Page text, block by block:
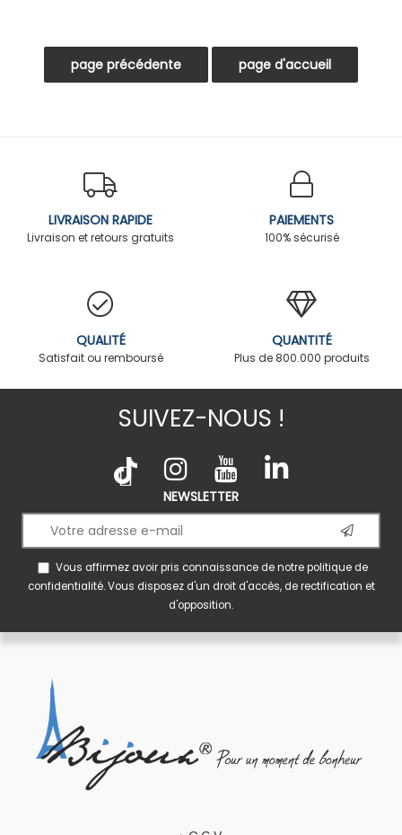
LIVRAISON RAPIDE
Livraison et retours gratuits
PAIEMENTS
100% sécurisé
QUALITÉ
Satisfait ou remboursé
QUANTITÉ
Plus de 800.000 produits
SUIVEZ-NOUS !
NEWSLETTER
Vous affirmez avoir pris connaissance de notrepolitique de
confidentialité. Vous disposez d'un droit d'accès, de rectification et
d'opposition.